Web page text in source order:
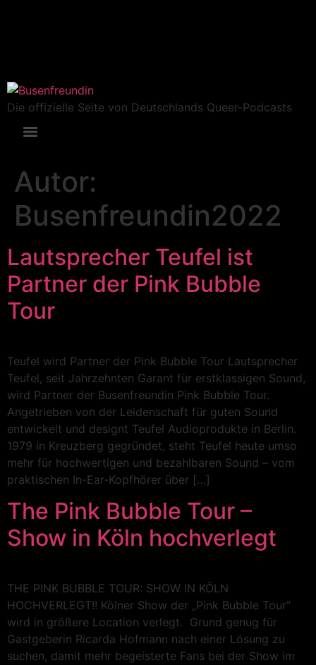
Die offizielle Seite von Deutschlands Queer-Podcasts
Autor:
Busenfreundin2022
Lautsprecher Teufel ist
Partner der Pink Bubble
Tour
Teufel wird Partner der Pink Bubble Tour Lautsprecher
Teufel, seit Jahrzehnten Garant für erstklassigen Sound,
wird Partner der Busenfreundin Pink Bubble Tour.
Angetrieben von der Leidenschaft für guten Sound
entwickelt und designt Teufel Audioprodukte in Berlin.
1979 in Kreuzberg gegründet, steht Teufel heute umso
mehr für hochwertigen und bezahlbaren Sound – vom
praktischen In-Ear-Kopfhörer über […]
The Pink Bubble Tour –
Show in Köln hochverlegt
THE PINK BUBBLE TOUR: SHOW IN KÖLN
HOCHVERLEGT!! Kölner Show der „Pink Bubble Tour“
wird in größere Location verlegt. Grund genug für
Gastgeberin Ricarda Hofmann nach einer Lösung zu
suchen, damit mehr begeisterte Fans bei der Show im